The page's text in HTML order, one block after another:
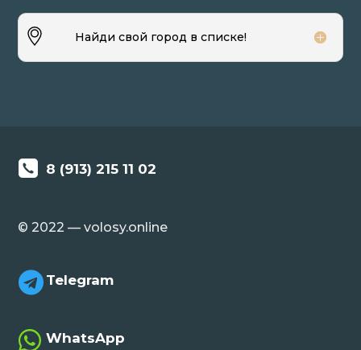
Найди свой город в списке!
8 (913) 215 11 02
© 2022 — volosy.online
 Telegram
 WhatsApp